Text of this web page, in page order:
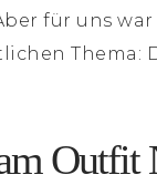
für uns
Thema:
Outfit